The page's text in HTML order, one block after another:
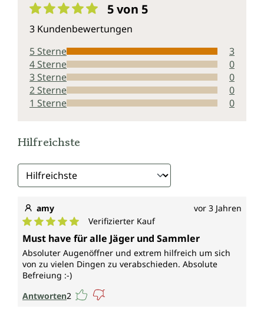
5 von 5
3 Kundenbewertungen
5 Sterne
3
4 Sterne
0
3 Sterne
0
2 Sterne
0
1 Sterne
0
Hilfreichste
amy vor 3 Jahren
Durchschnittliche Bewertung von 5 von 5 Sternen
Verifizierter Kauf
Must have für alle Jäger und Sammler
Absoluter Augenöffner und extrem hilfreich um sich
von zu vielen Dingen zu verabschieden. Absolute
Befreiung :-)
Antworten2